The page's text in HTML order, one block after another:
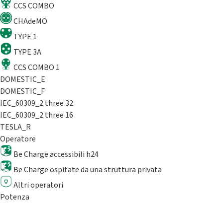
CCS COMBO
CHAdeMO
TYPE 1
TYPE 3A
CCS COMBO 1
DOMESTIC_E
DOMESTIC_F
IEC_60309_2 three 32
IEC_60309_2 three 16
TESLA_R
Operatore
Be Charge accessibili h24
Be Charge ospitate da una struttura privata
Altri operatori
Potenza